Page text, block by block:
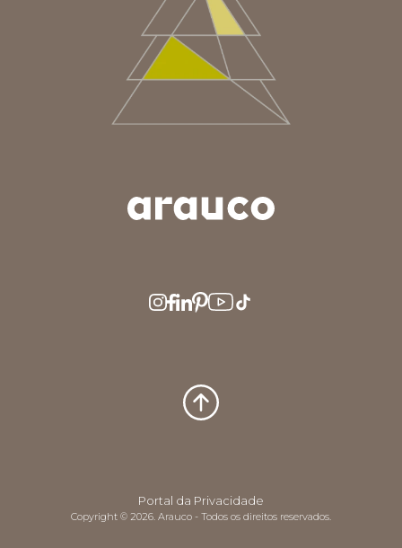
AUS/NZ
COLOMBIA
MÉXICO
CENTRO AMERICA
Portal da Privacidade
Copyright © 2026. Arauco - Todos os direitos reservados.